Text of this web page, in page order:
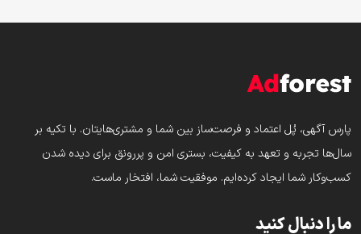
پارس‌ آگهی، پُل اعتماد و فرصت‌ساز بین شما و مشتری‌هایتان. با تکیه بر
سال‌ها تجربه و تعهد به کیفیت، بستری امن و پررونق برای دیده شدن
کسب‌وکار شما ایجاد کرده‌ایم. موفقیت شما، افتخار ماست.
ما را دنبال کنید